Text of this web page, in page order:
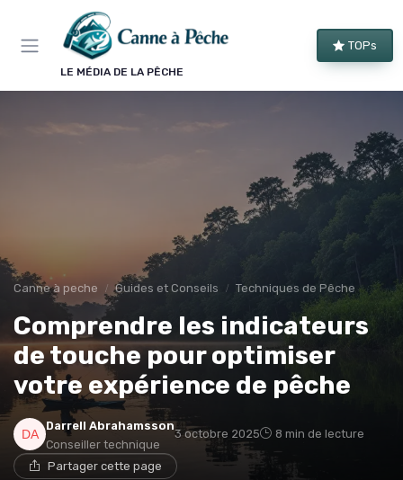
LE MÉDIA DE LA PÊCHE
TOPs
Canne à peche Guides et Conseils Techniques de Pêche
Comprendre les indicateurs
de touche pour optimiser
votre expérience de pêche
Darrell Abrahamsson
Conseiller technique
3 octobre 2025 8 min de lecture
Partager cette page
Panneau de gestion des cookies